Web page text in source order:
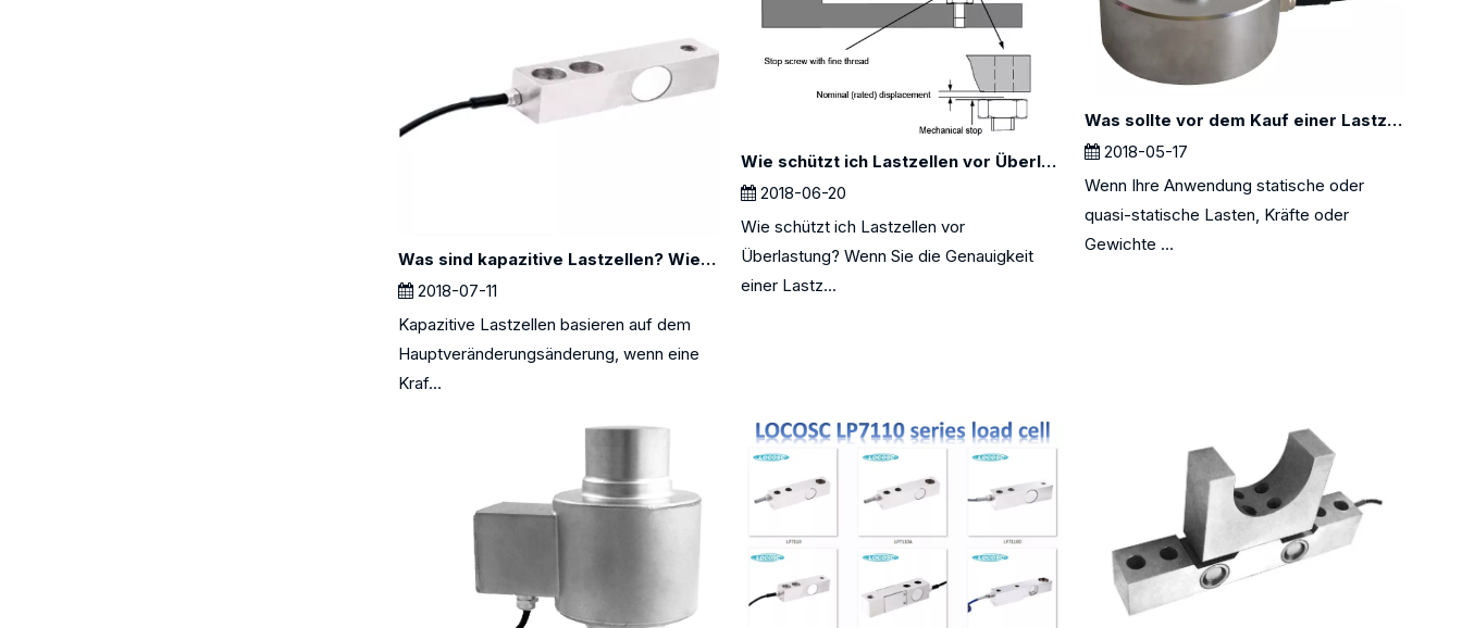
Was sind kapazitive Lastzellen? Wie arbeiten Sie?
2018-07-11
Kapazitive Lastzellen basieren auf dem
Hauptveränderungsänderung, wenn eine
Kraf...
Wie schützt ich Lastzellen vor Überlastung?
2018-06-20
Wie schützt ich Lastzellen vor
Überlastung? Wenn Sie die Genauigkeit
einer Lastz...
Was sollte vor dem Kauf einer Lastzelle berücksichtigt werden?
2018-05-17
Wenn Ihre Anwendung statische oder
quasi-statische Lasten, Kräfte oder
Gewichte ...